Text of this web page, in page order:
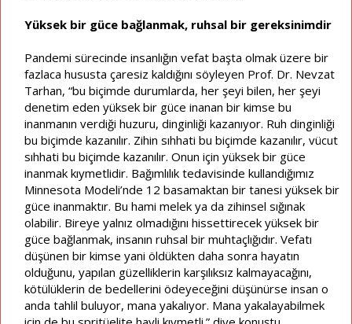
Yüksek bir güce bağlanmak, ruhsal bir gereksinimdir
Pandemi sürecinde insanlığın vefat başta olmak üzere bir
fazlaca hususta çaresiz kaldığını söyleyen Prof. Dr. Nevzat
Tarhan, “bu biçimde durumlarda, her şeyi bilen, her şeyi
denetim eden yüksek bir güce inanan bir kimse bu
inanmanın verdiği huzuru, dinginliği kazanıyor. Ruh dinginliği
bu biçimde kazanılır. Zihin sıhhati bu biçimde kazanılır, vücut
sıhhati bu biçimde kazanılır. Onun için yüksek bir güce
inanmak kıymetlidir. Bağımlılık tedavisinde kullandığımız
Minnesota Modeli’nde 12 basamaktan bir tanesi yüksek bir
güce inanmaktır. Bu hami melek ya da zihinsel sığınak
olabilir. Bireye yalnız olmadığını hissettirecek yüksek bir
güce bağlanmak, insanın ruhsal bir muhtaçlığıdır. Vefatı
düşünen bir kimse yani öldükten daha sonra hayatın
olduğunu, yapılan güzelliklerin karşılıksız kalmayacağını,
kötülüklerin de bedellerini ödeyeceğini düşünürse insan o
anda tahlil buluyor, mana yakalıyor. Mana yakalayabilmek